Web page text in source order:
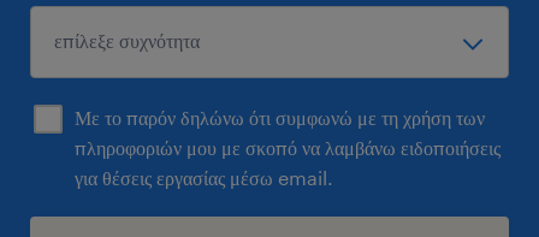
Με το παρόν δηλώνω ότι συμφωνώ με τη χρήση των
πληροφοριών μου με σκοπό να λαμβάνω ειδοποιήσεις
για θέσεις εργασίας μέσω email.